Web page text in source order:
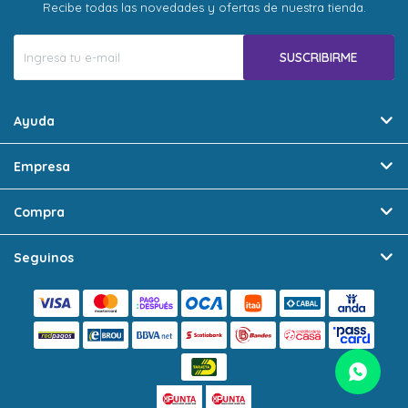
Recibe todas las novedades y ofertas de nuestra tienda.
SUSCRIBIRME
Ayuda
Empresa
Compra
Seguinos